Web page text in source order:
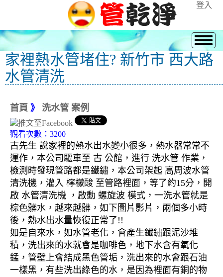
登入
家裡熱水管堵住? 新竹市 西大路
水管清洗
首頁 》 洗水管 案例
觀看次數：3200
古先生 說家裡的熱水出水變小很多，熱水器常常不
運作，本公司驅車至 古 公館，進行 洗水管 作業，
檢測時發現管路都是鐵鏽，本公司架起 高周波水管
清洗機，灌入 檸檬酸 至管路裡面，等了約15分，開
啟 水管清洗機 ，啟動 螺旋波 模式，一洗水管就是
棕色髒水，越來越髒，如下圖片影片，兩個多小時
後，熱水出水量恢復正常了!!
如是自來水，如水管老化，會產生鐵鏽跟泥沙堆
積，洗出來的水就會是咖啡色，地下水含有氧化
錳，管壁上會結成黑色管垢，洗出來的水會跟石油
一樣黑，有些洗出綠色的水，是因為裡面有銅的物